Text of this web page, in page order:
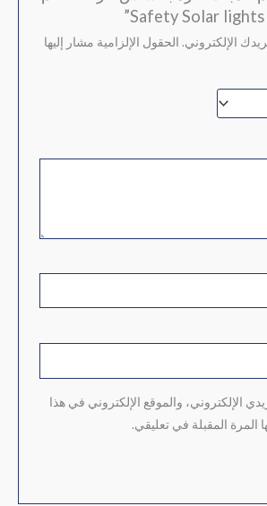
الإلكتروني. الحقول الإلزامية مشار إليها
الإلكتروني، والموقع الإلكتروني في هذا
المرة المقبلة في تعليقي.